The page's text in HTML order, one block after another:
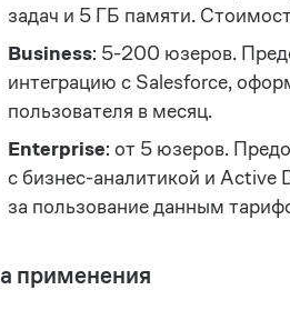
задач и 5 ГБ памяти.
Business: 5-200 юзеров.
интеграцию с Salesforce,
пользователя в месяц.
Enterprise: от 5 юзеров.
с бизнес-аналитикой и
за пользование данным
применения